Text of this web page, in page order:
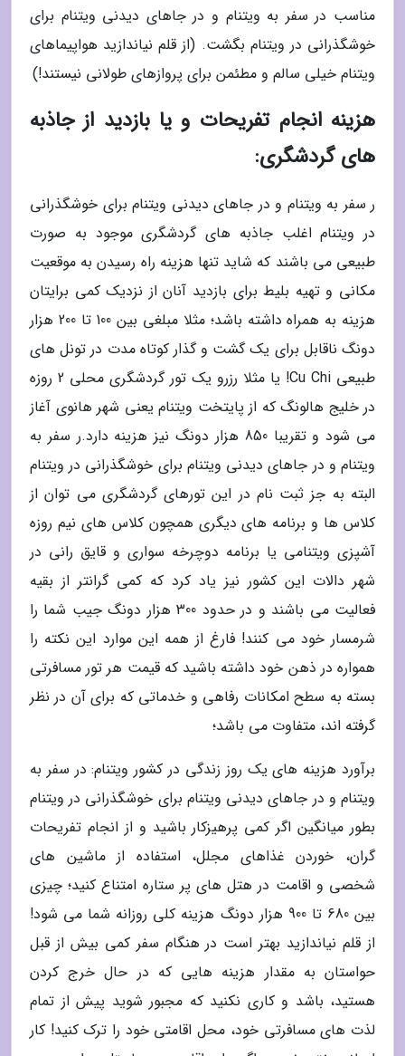
مناسب در سفر به ویتنام و در جاهای دیدنی ویتنام برای
خوشگذرانی در ویتنام بگشت. (از قلم نیاندازید هواپیماهای
ویتنام خیلی سالم و مطئمن برای پروازهای طولانی نیستند!)
هزینه انجام تفریحات و یا بازدید از جاذبه
های گردشگری:
ر سفر به ویتنام و در جاهای دیدنی ویتنام برای خوشگذرانی
در ویتنام اغلب جاذبه های گردشگری موجود به صورت
طبیعی می باشند که شاید تنها هزینه راه رسیدن به موقعیت
مکانی و تهیه بلیط برای بازدید آنان از نزدیک کمی برایتان
هزینه به همراه داشته باشد؛ مثلا مبلغی بین 100 تا 200 هزار
دونگ ناقابل برای یک گشت و گذار کوتاه مدت در تونل های
طبیعی Cu Chi! یا مثلا رزرو یک تور گردشگری محلی 2 روزه
در خلیج هالونگ که از پایتخت ویتنام یعنی شهر هانوی آغاز
می شود و تقریبا 850 هزار دونگ نیز هزینه دارد.ر سفر به
ویتنام و در جاهای دیدنی ویتنام برای خوشگذرانی در ویتنام
البته به جز ثبت نام در این تورهای گردشگری می توان از
کلاس ها و برنامه های دیگری همچون کلاس های نیم روزه
آشپزی ویتنامی یا برنامه دوچرخه سواری و قایق رانی در
شهر دالات این کشور نیز یاد کرد که کمی گرانتر از بقیه
فعالیت می باشند و در حدود 300 هزار دونگ جیب شما را
شرمسار خود می کنند! فارغ از همه این موارد این نکته را
همواره در ذهن خود داشته باشید که قیمت هر تور مسافرتی
بسته به سطح امکانات رفاهی و خدماتی که برای آن در نظر
گرفته اند، متفاوت می باشد؛
برآورد هزینه های یک روز زندگی در کشور ویتنام: در سفر به
ویتنام و در جاهای دیدنی ویتنام برای خوشگذرانی در ویتنام
بطور میانگین اگر کمی پرهیزکار باشید و از انجام تفریحات
گران، خوردن غذاهای مجلل، استفاده از ماشین های
شخصی و اقامت در هتل های پر ستاره امتناع کنید؛ چیزی
بین 680 تا 900 هزار دونگ هزینه کلی روزانه شما می شود!
از قلم نیاندازید بهتر است در هنگام سفر کمی بیش از قبل
حواستان به مقدار هزینه هایی که در حال خرج کردن
هستید، باشد و کاری نکنید که مجبور شوید پیش از تمام
لذت های مسافرتی خود، محل اقامتی خود را ترک کنید! کار